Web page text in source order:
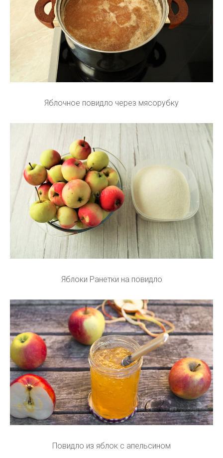
Яблочное повидло через мясорубку
Яблоки Ранетки на повидло
Повидло из яблок с апельсином